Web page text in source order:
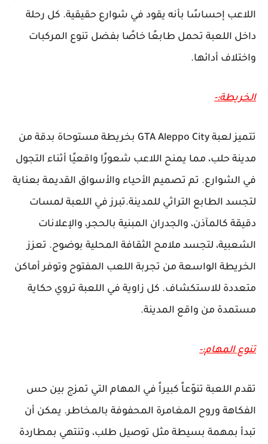
اللاعب إحساسًا بأنه يقود في شوارع حقيقية. كل رحلة
داخل اللعبة تحمل طابعًا خاصًا بفضل تنوع المركبات
واختلاف أدائها.
الخريطة:-
تتميز لعبة GTA Aleppo City بخريطة مستوحاة بدقة من
مدينة حلب، مما يمنح اللاعب شعورًا واقعيًا أثناء التجول
في الشوارع. تم تصميم الأحياء والأسواق القديمة بعناية
لتجسد الطابع التراثي للمدينة.تبرز في اللعبة لمسات
دقيقة كالمآذن، والجدران المبنية بالحجر، والإعلانات
الشعبية، لتجسد ملامح الثقافة المحلية بوضوح. تعزز
الخريطة الواسعة من تجربة اللعب المفتوح وتوفر أماكن
متعددة للاستكشاف. كل زاوية في اللعبة تروي حكاية
مستمدة من واقع المدينة.
تنوع المهام:-
تقدم اللعبة تنوّعاً كبيراً في المهام التي تمزج بين حس
الفكاهة وروح المغامرة المحفوفة بالمخاطر. يمكن أن
تبدأ بمهمة بسيطة مثل توصيل طلب، وتنتهي بمطاردة